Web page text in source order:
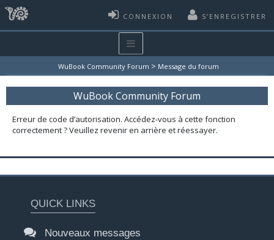
CONNEXION S’ENREGISTRER
WuBook Community Forum > Message du forum
WuBook Community Forum
Erreur de code d’autorisation. Accédez-vous à cette fonction
correctement ? Veuillez revenir en arrière et réessayer.
QUICK LINKS
Nouveaux messages